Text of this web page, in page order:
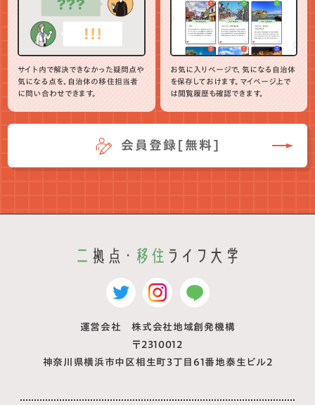
サイト内で解決できなかった疑問点や
気になる点を、自治体の移住担当者
に問い合わせできます。
お気に入りページで、気になる自治体
を保存しておけます。マイページ上で
は閲覧履歴も確認できます。
会員登録[無料]
運営会社 株式会社地域創発機構
〒2310012
神奈川県横浜市中区相生町3丁目61番地泰生ビル2